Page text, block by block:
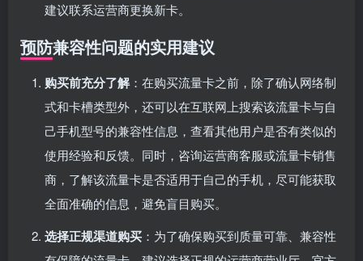
建议联系运营商更换新卡。
预防兼容性问题的实用建议
购买前充分了解：在购买流量卡之前，除了确认网络制
式和卡槽类型外，还可以在互联网上搜索该流量卡与自
己手机型号的兼容性信息，查看其他用户是否有类似的
使用经验和反馈。同时，咨询运营商客服或流量卡销售
商，了解该流量卡是否适用于自己的手机，尽可能获取
全面准确的信息，避免盲目购买。
选择正规渠道购买 ：为了确保购买到质量可靠、兼容性